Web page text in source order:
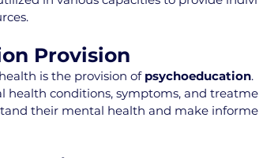
Provision
is the provision of psychoeducation.
health conditions, symptoms, and treatme
their mental health and make informe